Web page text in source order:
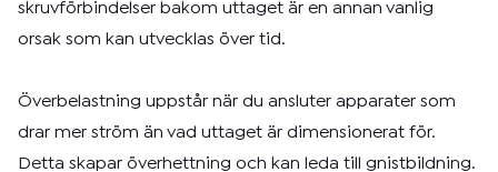
skruvförbindelser bakom uttaget är en annan vanlig
orsak som kan utvecklas över tid.
Överbelastning uppstår när du ansluter apparater som
drar mer ström än vad uttaget är dimensionerat för.
Detta skapar överhettning och kan leda till gnistbildning.